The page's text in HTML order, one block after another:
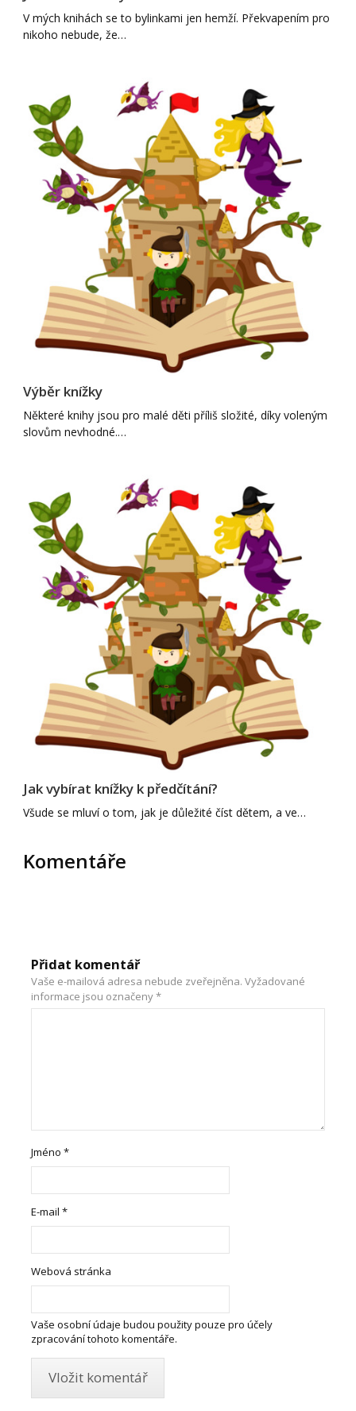
V mých knihách se to bylinkami jen hemží. Překvapením pro
nikoho nebude, že…
Výběr knížky
Některé knihy jsou pro malé děti příliš složité, díky voleným
slovům nevhodné.…
Jak vybírat knížky k předčítání?
Všude se mluví o tom, jak je důležité číst dětem, a ve…
Komentáře
Přidat komentář
Vaše e-mailová adresa nebude zveřejněna. Vyžadované
informace jsou označeny*
Jméno*
E-mail*
Webová stránka
Vaše osobní údaje budou použity pouze pro účely
zpracování tohoto komentáře.